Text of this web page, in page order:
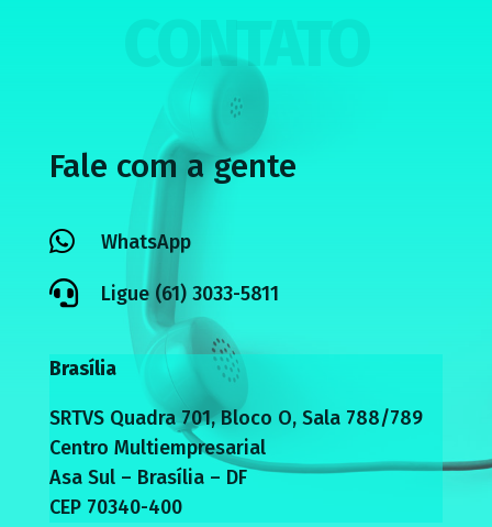
CONTATO
Fale com a gente
 WhatsApp
 Ligue (61) 3033-5811
Brasília
SRTVS Quadra 701, Bloco O, Sala 788/789
Centro Multiempresarial
Asa Sul – Brasília – DF
CEP 70340-400